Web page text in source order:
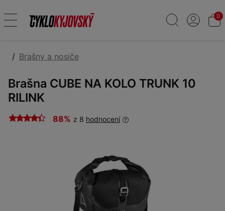
0
Brašny a nosiče
Brašna CUBE NA KOLO TRUNK 10
RILINK
88% z 8 hodnocení